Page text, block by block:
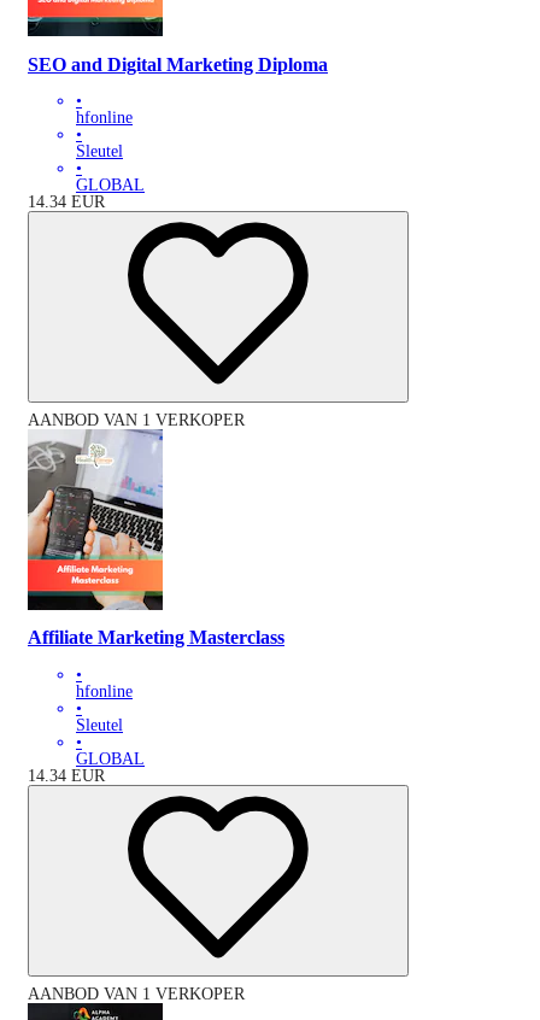
SEO and Digital Marketing Diploma
•
hfonline
•
Sleutel
•
GLOBAL
14.34 EUR
AANBOD VAN 1 VERKOPER
Affiliate Marketing Masterclass
•
hfonline
•
Sleutel
•
GLOBAL
14.34 EUR
AANBOD VAN 1 VERKOPER